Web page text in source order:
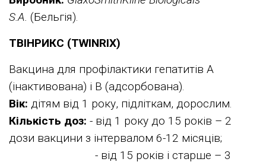
S.A. (Бельгія).
ТВІНРИКС (TWINRIX)
Вакцина для профілактики гепатитів А
(інактивована) і В (адсорбована).
Вік: дітям від 1 року, підліткам, дорослим.
Кількість доз: - від 1 року до 15 років – 2
дози вакцини з інтервалом 6-12 місяців;
- від 15 років і старше – 3